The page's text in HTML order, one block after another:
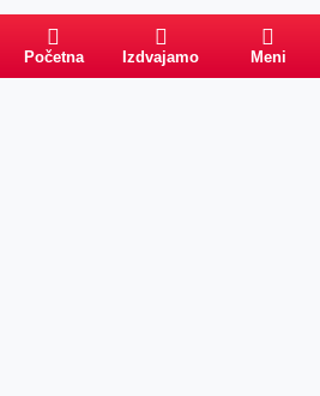
Početna Izdvajamo Meni